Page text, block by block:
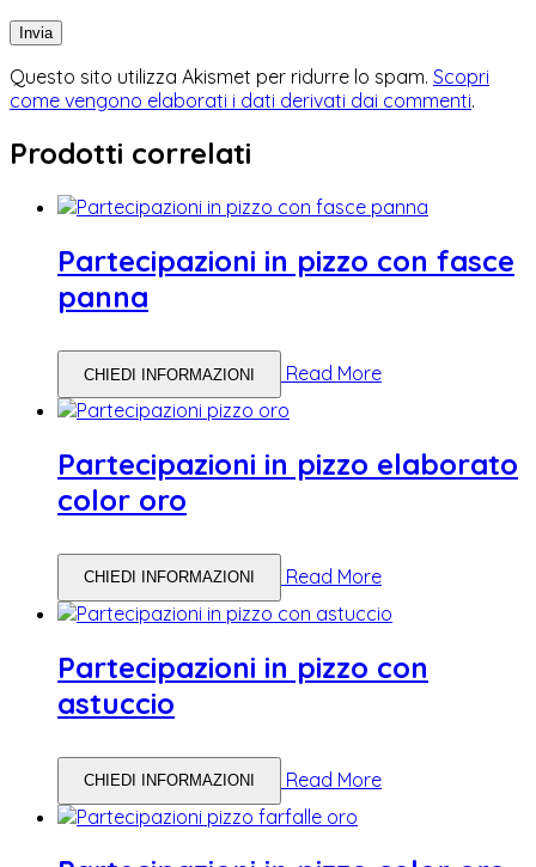
Questo sito utilizza Akismet per ridurre lo spam. Scopri
come vengono elaborati i dati derivati dai commenti.
Prodotti correlati
Partecipazioni in pizzo con fasce
panna
CHIEDI INFORMAZIONI Read More
Partecipazioni in pizzo elaborato
color oro
CHIEDI INFORMAZIONI Read More
Partecipazioni in pizzo con
astuccio
CHIEDI INFORMAZIONI Read More